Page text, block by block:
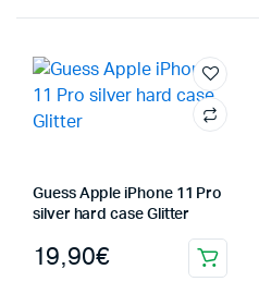
Guess Apple iPhone 11 Pro
silver hard case Glitter
19,90€